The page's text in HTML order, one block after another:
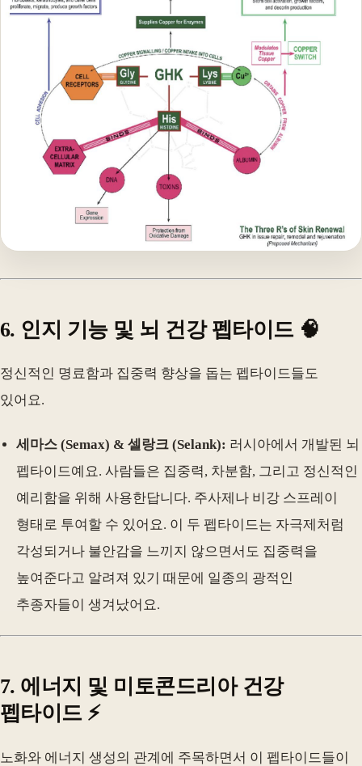
6. 인지 기능 및 뇌 건강 펩타이드 🧠
정신적인 명료함과 집중력 향상을 돕는 펩타이드들도
있어요.
세마스 (Semax) & 셀랑크 (Selank): 러시아에서 개발된 뇌
펩타이드예요. 사람들은 집중력, 차분함, 그리고 정신적인
예리함을 위해 사용한답니다. 주사제나 비강 스프레이
형태로 투여할 수 있어요. 이 두 펩타이드는 자극제처럼
각성되거나 불안감을 느끼지 않으면서도 집중력을
높여준다고 알려져 있기 때문에 일종의 광적인
추종자들이 생겨났어요.
7. 에너지 및 미토콘드리아 건강
펩타이드 ⚡
노화와 에너지 생성의 관계에 주목하면서 이 펩타이드들이